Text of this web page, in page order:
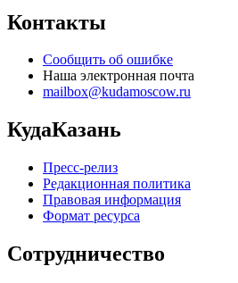
Контакты
Сообщить об ошибке
Наша электронная почта
mailbox@kudamoscow.ru
КудаКазань
Пресс-релиз
Редакционная политика
Правовая информация
Формат ресурса
Сотрудничество